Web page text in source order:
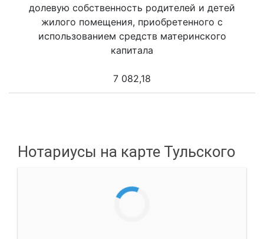
долевую собственность родителей и детей
жилого помещения, приобретенного с
использованием средств материнского
капитала
7 082,18
Нотариусы на карте Тульского